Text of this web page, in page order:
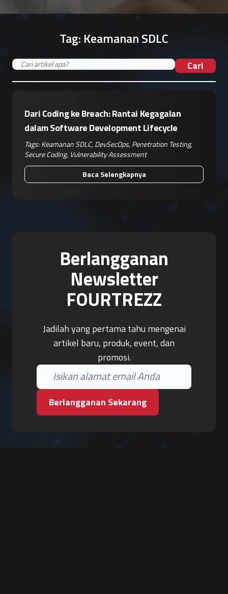
Tag: Keamanan SDLC
Cari
Dari Coding ke Breach: Rantai Kegagalan
dalam Software Development Lifecycle
Tags:Keamanan SDLC,DevSecOps,Penetration Testing,
Secure Coding, Vulnerability Assessment
Baca Selengkapnya
Berlangganan
Newsletter
FOURTREZZ
Jadilah yang pertama tahu mengenai
artikel baru, produk, event, dan
promosi.
Berlangganan Sekarang